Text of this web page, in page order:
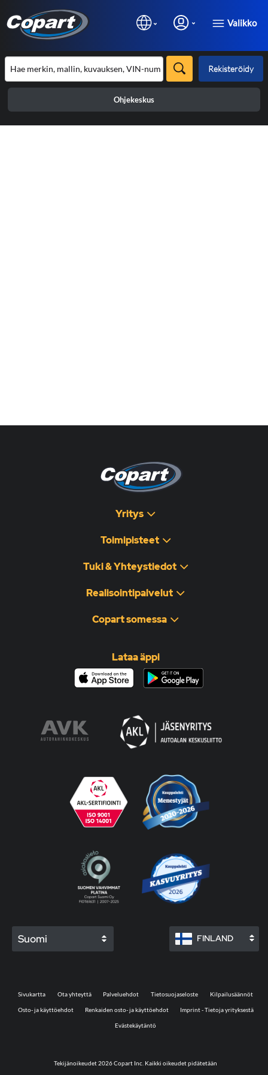
Valikko
Rekisteröidy
Ohjekeskus
Yritys
Toimipisteet
Tuki & Yhteystiedot
Realisointipalvelut
Copart somessa
Lataa äppi
Suomi FINLAND
Tekijänoikeudet 2026 Copart Inc. Kaikki oikeudet pidätetään
Sivukartta Ota yhteyttä Palveluehdot Tietosuojaseloste Kilpailusäännöt
Osto- ja käyttöehdot Renkaiden osto- ja käyttöehdot Imprint - Tietoja yrityksestä
Evästekäytäntö